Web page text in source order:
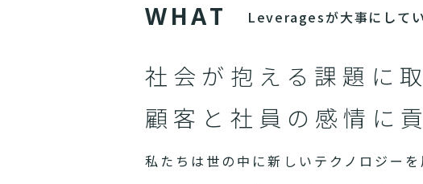
WHAT Leveragesが大事にして
社会が抱える課題に
顧客と社員の感情に
私たちは世の中に新しいテクノロジーを